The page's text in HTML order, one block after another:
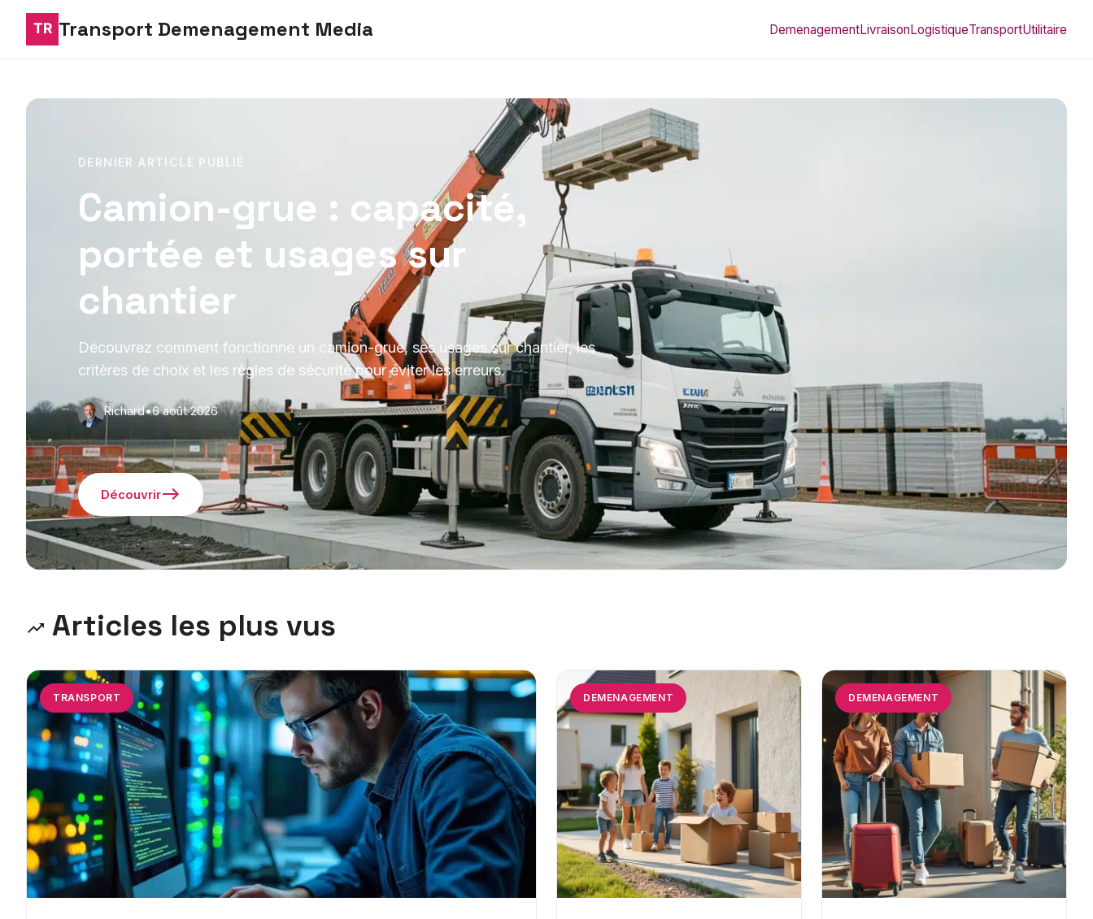
Transport Demenagement Media DemenagementLivraisonLogistiqueTransportUtilitaire
DERNIER ARTICLE PUBLIÉ
Camion-grue : capacité,
portée et usages sur
chantier
Découvrez comment fonctionne un camion-grue, ses usages sur chantier, les
critères de choix et les règles de sécurité pour éviter les erreurs.
Richard•6 août 2026
Découvrir
Articles les plus vus
TRANSPORT DEMENAGEMENT DEMENAGEMENT